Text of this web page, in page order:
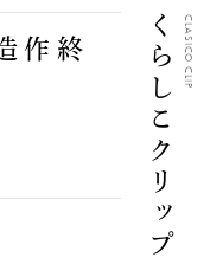
くらしこクリップCLASICO CLIP
作終